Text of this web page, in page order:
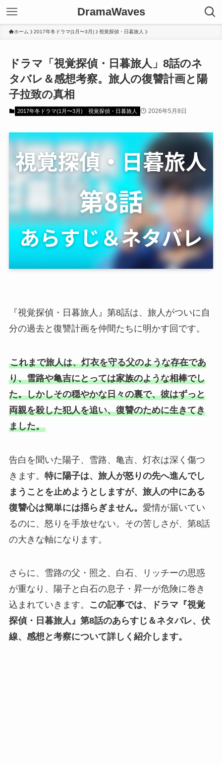
DramaWaves
ホーム 2017年冬ドラマ(1月〜3月) 視覚探偵・日暮旅人
ドラマ「視覚探偵・日暮旅人」8話のネ
タバレ＆感想考察。旅人の復讐計画と陽
子拉致の真相
2017年冬ドラマ(1月〜3月) 視覚探偵・日暮旅人 2026年5月8日
『視覚探偵・日暮旅人』第8話は、旅人がついに自
分の過去と復讐計画を仲間たちに明かす回です。
これまで旅人は、灯衣を守る父のような存在であ
り、雪路や亀吉にとっては家族のような相棒でし
た。しかしその穏やかな日々の裏で、彼はずっと
両親を殺した犯人を追い、復讐のために生きてき
ました。
告白を聞いた陽子、雪路、亀吉、灯衣は深く傷つ
きます。 特に陽子は、旅人が怒りの先へ進んでし
まうことを止めようとしますが、旅人の中にある
復讐心は簡単には揺らぎません。 愛情が届いてい
るのに、怒りを手放せない。その苦しさが、第8話
の大きな軸になります。
さらに、雪路の父・照之、白石、リッチーの思惑
が重なり、陽子と白石の息子・昇一が危険に巻き
込まれていきます。
この記事では、ドラマ『視覚
探偵・日暮旅人』第8話のあらすじ＆ネタバレ、伏
線、感想と考察について詳しく紹介します。